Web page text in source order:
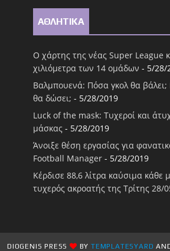
ΑΘΛΗΤΙΚΑ
Ο χάρτης της νέας Super League
χιλιόμετρα των 14 ομάδων - 5/28/
Βαλμπουενά: Πόσα γκολ θα βάλει;
θα δώσει; - 5/28/2019
Luck of the mask: Τυχεροί και
μάσκας - 5/28/2019
Άνοιξε θέση εργασίας για
Football Μanager - 5/28/2019
Κέρδισε 88,6 λίτρα καύσιμα κάθε
τυχερός ακροατής της Τρίτης 28/
DIOGENIS PRESS BYTEMPLATESYARD